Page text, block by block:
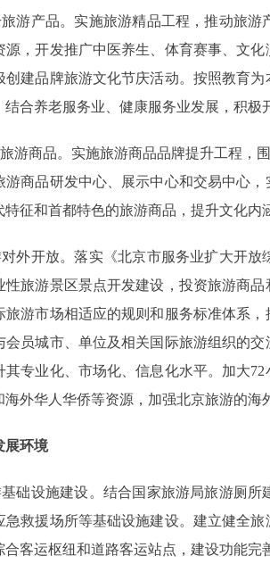
产品。实施旅游精品工程，推动旅游
源，开发推广中医养生、体育赛事、文
创建品牌旅游文化节庆活动。按照教育
合养老服务业、健康服务业发展，积
商品。实施旅游商品品牌提升工程，围
游商品研发中心、展示中心和交易中心
征和首都特色的旅游商品，提升文化内
开放。落实《北京市服务业扩大开放
性旅游景区景点开发建设，投资旅游商
旅游市场相适应的规则和服务标准体系
会员城市、单位及相关国际旅游组织的
其专业化、市场化、信息化水平。加大
外华人华侨等资源，加强北京旅游的海
展环境
设施建设。结合国家旅游局旅游厕所
急救援场所等基础设施建设。建立健全
客运枢纽和道路客运站点，建设功能完